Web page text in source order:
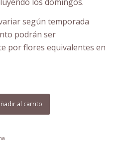
según temporada
podrán ser
por flores equivalentes en
al carrito